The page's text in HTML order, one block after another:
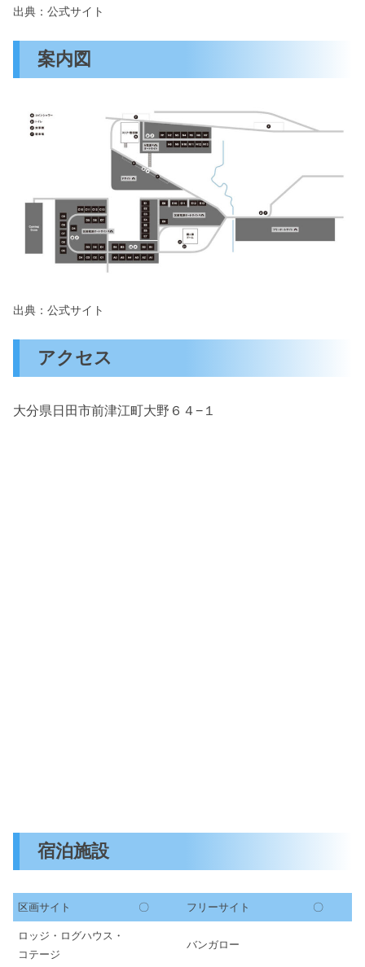
出典：公式サイト
案内図
出典：公式サイト
アクセス
大分県日田市前津江町大野６４−１
宿泊施設
区画サイト 〇 フリーサイト 〇
ロッジ・ログハウス・
コテージ
バンガロー